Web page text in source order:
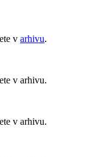
v arhivu.
v arhivu.
v arhivu.